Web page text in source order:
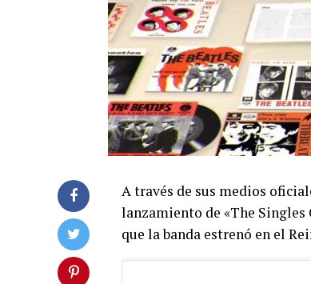
A través de sus medios
lanzamiento de «The
que la banda estrenó en el